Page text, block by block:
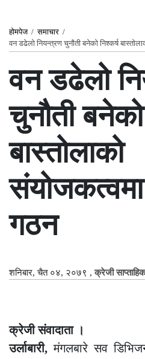
होमपेज/समाचार /
वन डढेलो नियन्त्रण चुनौती बनेको निश्कर्ष
वन डढेलो
चुनौती बनेको
बास्तोलाको
गठन
शनिबार, चैत ०४, २०७९ ,क्रेजी साप्ताहिक
क्रेजी संवादाता ।
उर्लाबारी, मंगलबारे सव